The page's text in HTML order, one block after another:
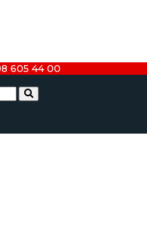
605 44 00